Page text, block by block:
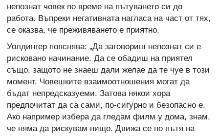
непознат човек по време на пътуването си до
работа. Въпреки негативната нагласа на част от тях,
се оказва, че преживяването е приятно.
Уолдингер пояснява: „Да заговориш непознат си е
рисковано начинание. Да се обадиш на приятел
също, защото не знаеш дали желае да те чуе в този
момент. Човешките взаимоотношения могат да
бъдат непредсказуеми. Затова някои хора
предпочитат да са сами, по-сигурно и безопасно е.
Ако например избера да гледам филм у дома, знам,
че няма да рискувам нищо. Движа се по пътя на